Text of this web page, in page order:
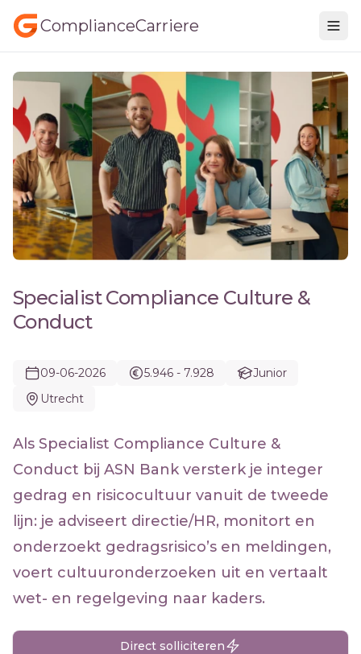
ComplianceCarriere
Specialist Compliance Culture &
Conduct
09-06-2026 5.946 - 7.928
Junior
Utrecht
Als Specialist Compliance Culture &
Conduct bij ASN Bank versterk je integer
gedrag en risicocultuur vanuit de tweede
lijn: je adviseert directie/HR, monitort en
onderzoekt gedragsrisico’s en meldingen,
voert cultuuronderzoeken uit en vertaalt
wet- en regelgeving naar kaders.
Direct solliciteren